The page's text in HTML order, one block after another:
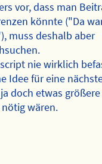
vor, dass man
könnte ("Da
muss deshalb aber
nie wirklich
Idee für eine
doch etwas größere
wären.